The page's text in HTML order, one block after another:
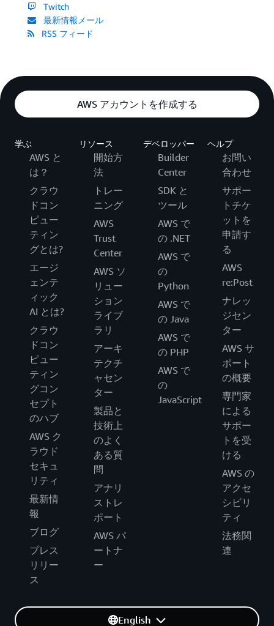
Twitch
最新情報メール
RSS フィード
AWS アカウントを作成する
学ぶ
AWS と
は？
クラウ
ドコン
ピュー
ティン
グとは?
エージ
ェンテ
ィック
AI とは?
クラウ
ドコン
ピュー
ティン
グコン
セプト
のハブ
AWS ク
ラウド
セキュ
リティ
最新情
報
ブログ
プレス
リリー
ス
リソース
開始方
法
トレー
ニング
AWS
Trust
Center
AWS ソ
リュー
ション
ライブ
ラリ
アーキ
テクチ
ャセン
ター
製品と
技術上
のよく
ある質
問
アナリ
ストレ
ポート
AWS パ
ートナ
ー
デベロッパー
Builder
Center
SDK と
ツール
AWS で
の .NET
AWS で
の
Python
AWS で
の Java
AWS で
の PHP
AWS で
の
JavaScript
ヘルプ
お問い
合わせ
サポー
トチケ
ットを
申請す
る
AWS
re:Post
ナレッ
ジセン
ター
AWS サ
ポート
の概要
専門家
による
サポー
トを受
ける
AWS の
アクセ
シビリ
ティ
法務関
連
English